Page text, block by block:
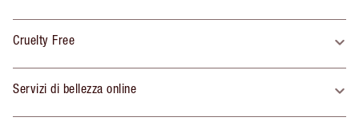
Cruelty Free
Servizi di bellezza online